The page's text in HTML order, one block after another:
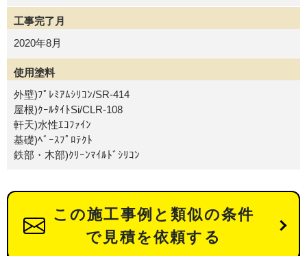
工事完了月
2020年8月
使用塗料
外壁)ﾌﾟﾚﾐｱﾑｼﾘｺﾝ/SR-414
屋根)ｸｰﾙﾀｲﾄSi/CLR-108
軒天)水性ｴｺﾌｧｲﾝ
基礎)ﾍﾞｰｽﾌﾟﾛﾃｸﾄ
鉄部・木部)ｸﾘｰﾝﾏｲﾙﾄﾞｼﾘｺﾝ
この施工事例と類似の条件
で見積を依頼する